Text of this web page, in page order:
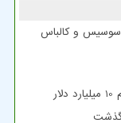
سوسیس و کالباس